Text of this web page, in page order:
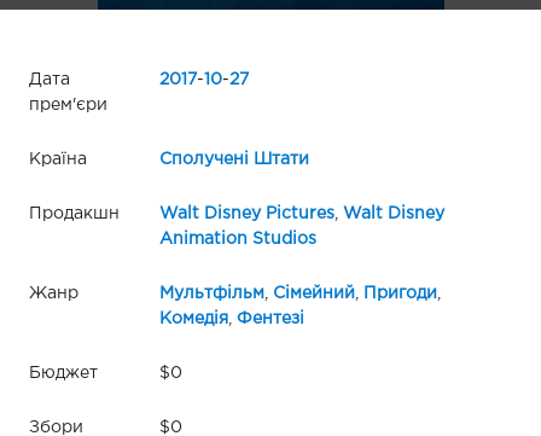
Дата
прем'єри
2017-10-27
Країна Сполучені Штати
Продакшн Walt Disney Pictures,
Walt Disney
Animation Studios
Жанр Мультфільм, Сімейний Пригоди
Комедія, Фентезі
Бюджет $0
Збори $0